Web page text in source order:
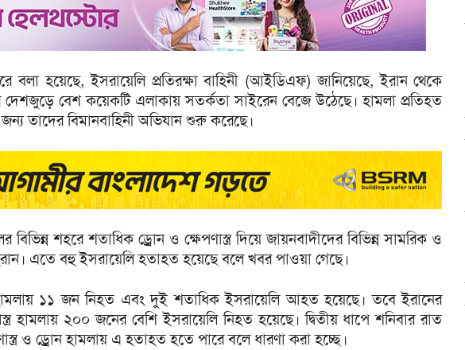
বলা হয়েছে, ইসরায়েলি প্রতিরক্ষা বাহিনী (আইডিএফ) জানিয়েছে, ইরান থেকে
দেশজুড়ে বেশ কয়েকটি এলাকায় সতর্কতা সাইরেন বেজে উঠেছে। হামলা প্রতিহত
তাদের বিমানবাহিনী অভিযান শুরু করেছে।
শহরে শতাধিক ড্রোন ও ক্ষেপণাস্ত্র দিয়ে জায়নবাদীদের বিভিন্ন সামরিক ও
এতে বহু ইসরায়েলি হতাহত হয়েছে বলে খবর পাওয়া গেছে।
১১ জন নিহত এবং দুই শতাধিক ইসরায়েলি আহত হয়েছে। তবে ইরানের
হামলায় ২০০ জনের বেশি ইসরায়েলি নিহত হয়েছে। দ্বিতীয় ধাপে শনিবার রাত
ও ড্রোন হামলায় এ হতাহত হতে পারে বলে ধারণা করা হচ্ছে।